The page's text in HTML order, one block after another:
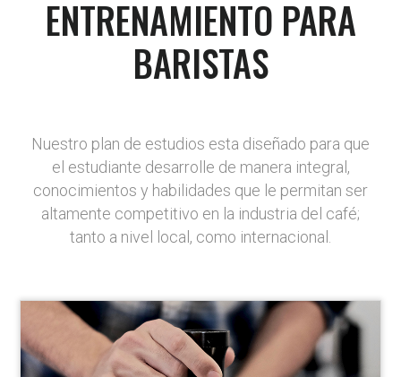
ENTRENAMIENTO PARA
BARISTAS
Nuestro plan de estudios esta diseñado para que
el estudiante desarrolle de manera integral,
conocimientos y habilidades que le permitan ser
altamente competitivo en la industria del café;
tanto a nivel local, como internacional.